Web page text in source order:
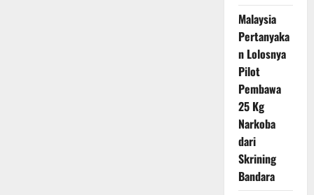
Malaysia
Pertanyaka
n Lolosnya
Pilot
Pembawa
25 Kg
Narkoba
dari
Skrining
Bandara